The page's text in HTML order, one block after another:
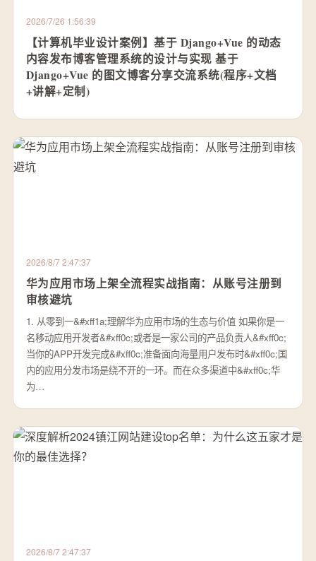
2026/7/26 1:56:39
【计算机毕业设计案例】基于 Django+Vue 的动态
内容发布博客管理系统的设计与实现 基于
Django+Vue 的图文博客分享交流系统(程序+文档
+讲解+定制)
2026/8/7 2:47:37
华为应用市场上架全流程实战指南：从账号注册到
审核避坑
1. 从零到一&#xff1a;理解华为应用市场的生态与价值 如果你是一
名移动应用开发者&#xff0c;或者是一家公司的产品负责人&#xff0c;
当你的APP开发完成&#xff0c;准备面向海量用户发布时&#xff0c;国
内的应用分发市场是绕不开的一环。而在众多渠道中&#xff0c;华
为…
2026/8/7 2:47:37